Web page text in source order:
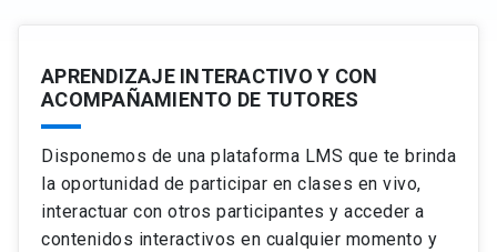
APRENDIZAJE INTERACTIVO Y CON
ACOMPAÑAMIENTO DE TUTORES
Disponemos de una plataforma LMS que te brinda
la oportunidad de participar en clases en vivo,
interactuar con otros participantes y acceder a
contenidos interactivos en cualquier momento y